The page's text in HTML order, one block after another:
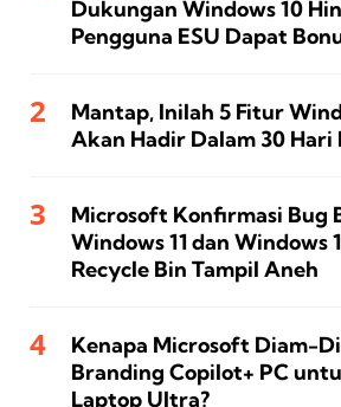
Dukungan Windows 10
Pengguna ESU Dapat
Mantap, Inilah 5 Fitur
Akan Hadir Dalam 30 Hari
Microsoft Konfirmasi Bug
Windows 11 dan Windows
Recycle Bin Tampil Aneh
Kenapa Microsoft Diam-
Branding Copilot+ PC
Laptop Ultra?